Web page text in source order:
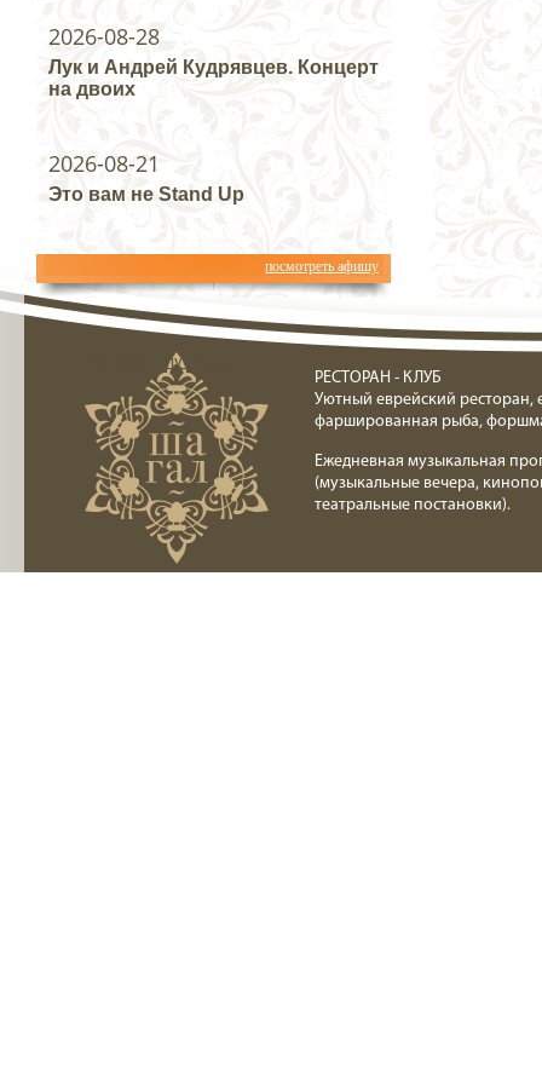
2026-08-28
Лук и Андрей Кудрявцев. Концерт
на двоих
2026-08-21
Это вам не Stand Up
посмотреть афишу
Ресторан клуб Шагал
РЕСТОРАН - КЛУБ
Уютный еврейский ресторан,
фаршированная рыба,
Ежедневная музыкальная
(музыкальные вечера,
театральные постановки).